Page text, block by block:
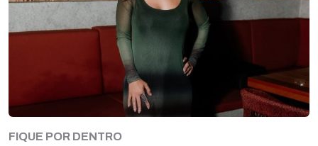
FIQUE POR DENTRO